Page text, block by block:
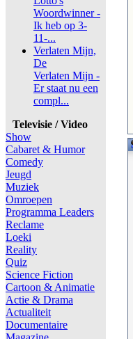
Woordwinner -
Ik heb op 3-
11-...
Verlaten Mijn,
De
Verlaten Mijn -
Er staat nu een
compl...
Televisie / Video
Show
Cabaret & Humor
Comedy
Jeugd
Muziek
Omroepen
Programma Leaders
Reclame
Loeki
Reality
Quiz
Science Fiction
Cartoon & Animatie
Actie & Drama
Actualiteit
Documentaire